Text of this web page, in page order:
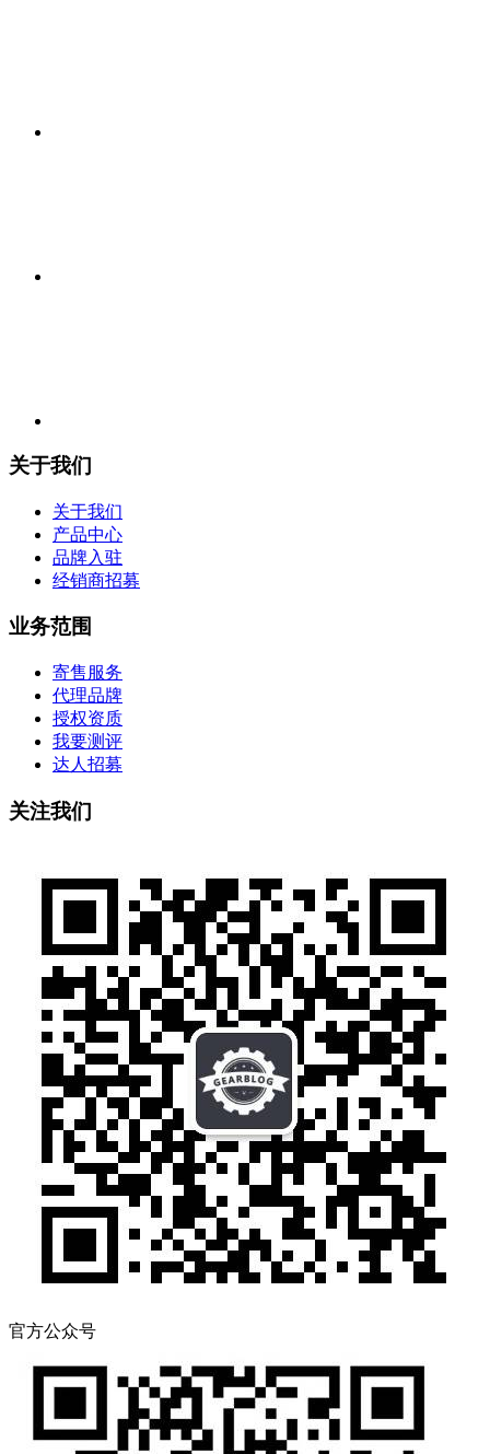
关于我们
关于我们
产品中心
品牌入驻
经销商招募
业务范围
寄售服务
代理品牌
授权资质
我要测评
达人招募
关注我们
官方公众号